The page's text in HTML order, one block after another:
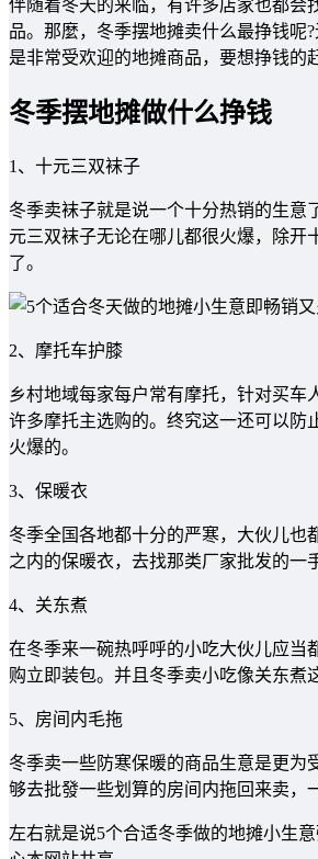
伴随着冬天的来临，有许多店家也都会
品。那麼，冬季摆地摊卖什么最挣钱呢
是非常受欢迎的地摊商品，要想挣钱的
冬季摆地摊做什么挣钱
1、十元三双袜子
冬季卖袜子就是说一个十分热销的生意
元三双袜子无论在哪儿都很火爆，除开
了。
2、摩托车护膝
乡村地域每家每户常有摩托，针对买
许多摩托主选购的。终究这一还可以防
火爆的。
3、保暖衣
冬季全国各地都十分的严寒，大伙儿也
之内的保暖衣，去找那类厂家批发的一
4、关东煮
在冬季来一碗热呼呼的小吃大伙儿应当
购立即装包。并且冬季卖小吃像关东煮
5、房间内毛拖
冬季卖一些防寒保暖的商品生意是更为
够去批發一些划算的房间内拖回来卖，
左右就是说5个合适冬季做的地摊小生